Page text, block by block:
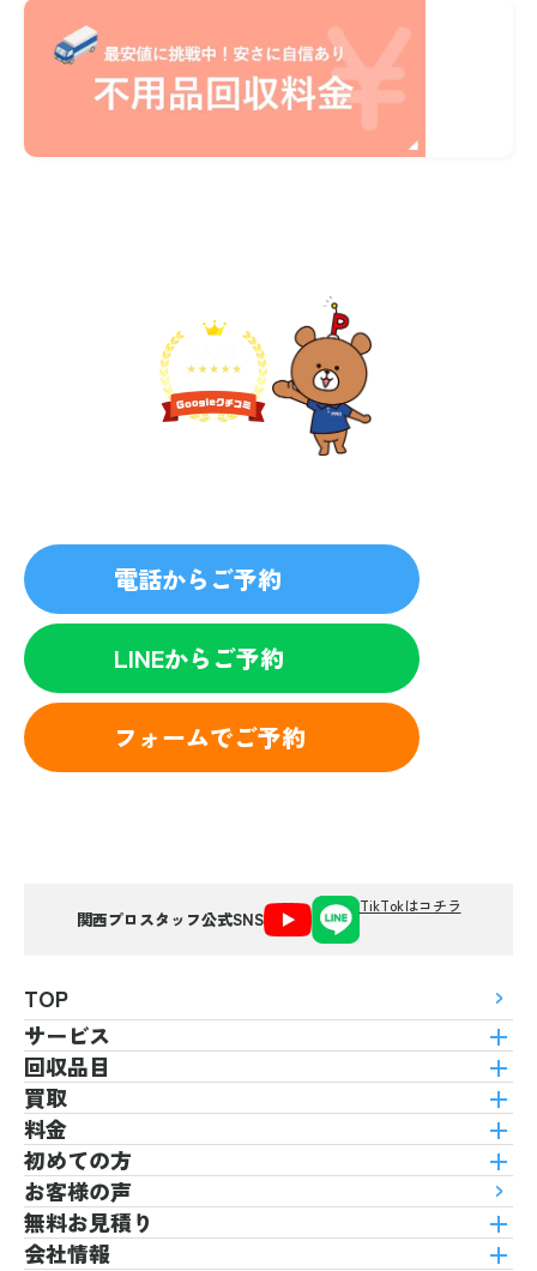
電話からご予約
LINEからご予約
フォームでご予約
関西プロスタッフ公式SNS
TikTokはコチラ
TOP
サービス
回収品目
買取
料金
初めての方
お客様の声
無料お見積り
会社情報